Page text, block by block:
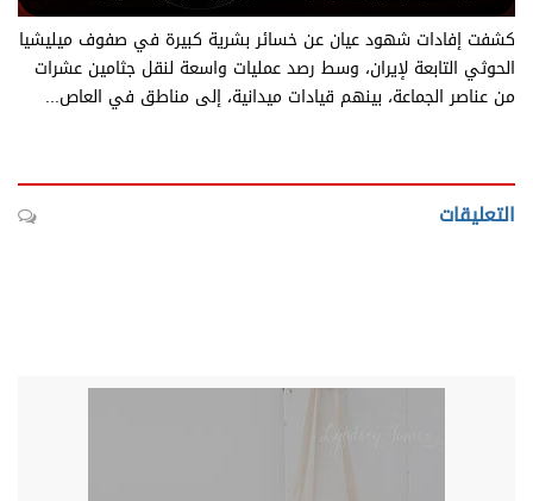
كشفت إفادات شهود عيان عن خسائر بشرية كبيرة في صفوف ميليشيا
الحوثي التابعة لإيران، وسط رصد عمليات واسعة لنقل جثامين عشرات
من عناصر الجماعة، بينهم قيادات ميدانية، إلى مناطق في العاص...
التعليقات